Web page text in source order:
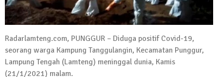
20 Agustus 2025 | 14:43
Maling Jebol Plafon Konter HP di
Rumbia, Pelaku Ditangkap di Lamtim
26 Juli 2025 | 10:33
Radarlamteng.com, PUNGGUR – Diduga positif Covid-19,
seorang warga Kampung Tanggulangin, Kecamatan Punggur,
Lampung Tengah (Lamteng) meninggal dunia, Kamis
(21/1/2021) malam.